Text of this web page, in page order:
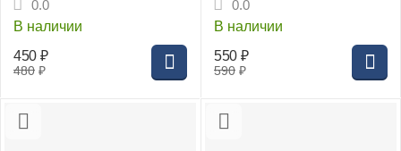
реверсом 12 мм
0.0
В наличии
480 ₽
450 ₽
реверсом 14 мм
0.0
В наличии
590 ₽
550 ₽